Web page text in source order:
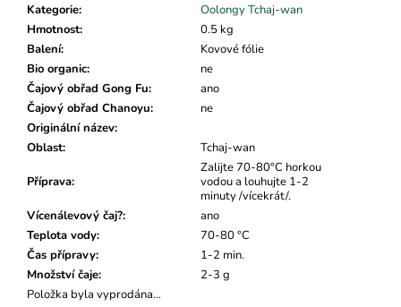
Kategorie:
Oolongy Tchaj-wan
Hmotnost:
0.5 kg
Balení:
Kovové fólie
Bio organic:
ne
Čajový obřad Gong Fu:
ano
Čajový obřad Chanoyu:
ne
Originální název:
Oblast: Tchaj-wan
Příprava:
Zalijte 70-80°C horkou
vodou a louhujte 1-2
minuty /vícekrát/.
Vícenálevový čaj?:
ano
Teplota vody:
70-80 °C
Čas přípravy:
1-2 min.
Množství čaje:
2-3 g
Položka byla vyprodána…
m